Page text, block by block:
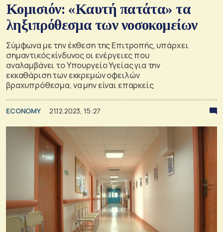
Κομισιόν: «Καυτή πατάτα» τα
ληξιπρόθεσμα των νοσοκομείων
Σύμφωνα με την έκθεση της Επιτροπής, υπάρχει
σημαντικός κίνδυνος οι ενέργειες που
αναλαμβάνει το Υπουργείο Υγείας για την
εκκαθάριση των εκκρεμών οφειλών
βραχυπρόθεσμα, να μην είναι επαρκείς
ECONOMY 21.12.2023, 15:27